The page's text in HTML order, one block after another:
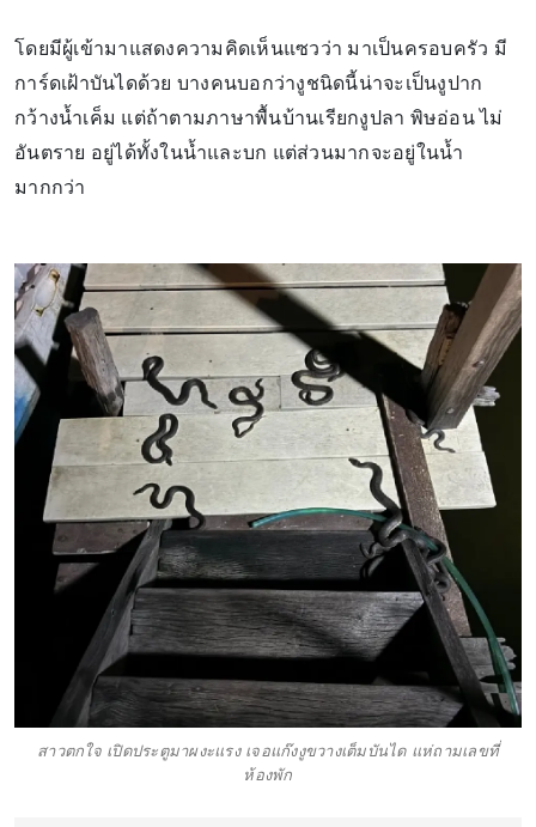
โดยมีผู้เข้ามาแสดงความคิดเห็นแซวว่า มาเป็นครอบครัว มี
การ์ดเฝ้าบันไดด้วย บางคนบอกว่างูชนิดนี้น่าจะเป็นงูปาก
กว้างน้ำเค็ม แต่ถ้าตามภาษาพื้นบ้านเรียกงูปลา พิษอ่อน ไม่
อันตราย อยู่ได้ทั้งในน้ำและบก แต่ส่วนมากจะอยู่ในน้ำ
มากกว่า
สาวตกใจ เปิดประตูมาผงะแรง เจอแก๊งงูขวางเต็มบันได แห่ถามเลขที่
ห้องพัก